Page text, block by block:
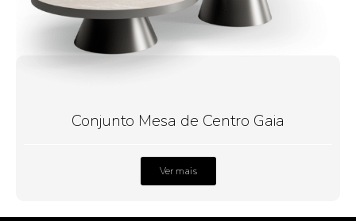
Conjunto Mesa de Centro Gaia
Ver mais